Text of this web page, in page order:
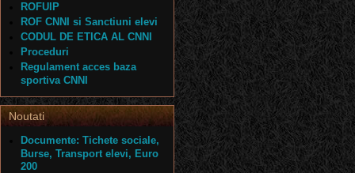
ROFUIP
ROF CNNI si Sanctiuni elevi
CODUL DE ETICA AL CNNI
Proceduri
Regulament acces baza
sportiva CNNI
Noutati
Documente: Tichete sociale,
Burse, Transport elevi, Euro
200